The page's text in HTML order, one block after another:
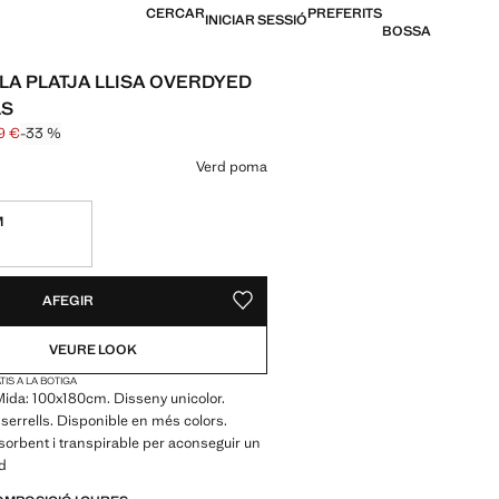
CERCARINICIAR SESSIÓPREFERITS
BOSSA
PLATJA LLISA OVERDYED
[29,99 € ]
€ ]
€-33 %
color
Verd poma
AFEGIR DESAR COM A PREFERIT
VEURE LOOK
A LA BOTIGA
100x180cm. Disseny unicolor.
Disponible en més colors.
i transpirable per aconseguir un